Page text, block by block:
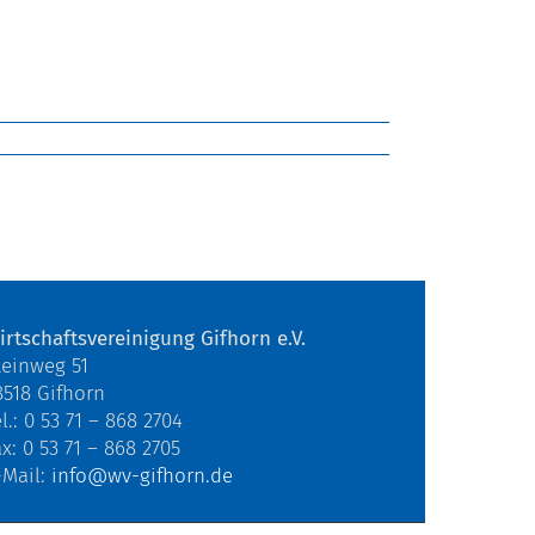
Gifhorn e.V.
51
Gifhorn
0 53 71 – 868 2704
0 53 71 – 868 2705
info@wv-gifhorn.de